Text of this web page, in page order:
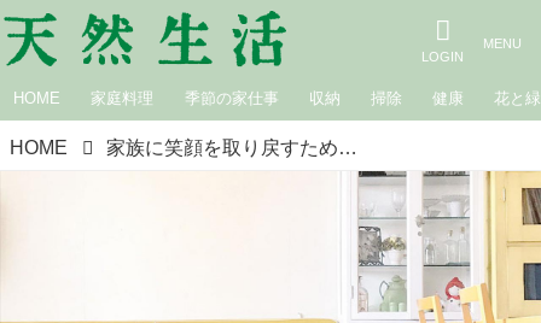
HOME 家庭料理 季節の家仕事 収納 掃除 健康 花と緑
HOME 家族に笑顔を取り戻すための選択。『妻が余命宣告されたとき、僕は保護犬を飼うことにした』著者・小林孝延さんが考える、“保護犬を飼う”ということ